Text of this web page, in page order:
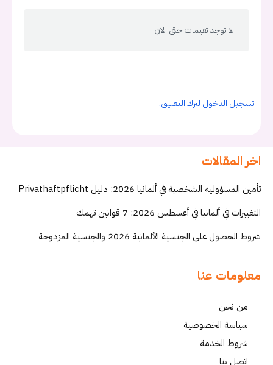
لا توجد تقيمات حتى الان
تسجيل الدخول لترك التعليق.
اخر المقالات
تأمين المسؤولية الشخصية في ألمانيا 2026: دليل Privathaftpflicht
التغييرات في ألمانيا في أغسطس 2026: 7 قوانين تهمك
شروط الحصول على الجنسية الألمانية 2026 والجنسية المزدوجة
معلومات عنا
من نحن
سياسة الخصوصية
شروط الخدمة
إتصل بنا